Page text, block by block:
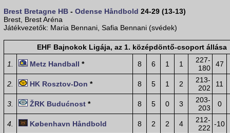
Brest Bretagne HB - Odense Håndbold 24-29 (13-13)
Brest, Brest Aréna
Játékvezetők: Maria Bennani, Safia Bennani (svédek)
EHF Bajnokok Ligája, az 1. középdöntő-csoport állása
1. Metz Handball * 8 6 1 1
227-
180
47
2. HK Rosztov-Don * 8 5 1 2
213-
202
11
3. ŽRK Budućnost * 8 5 0 3
203-
203
0
4. København Håndbold 8 2 2 4
212-
222 -10